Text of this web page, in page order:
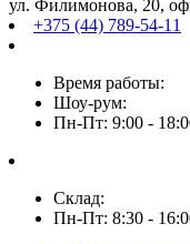
ул. Филимонова, 20,
+375 (44) 789-54-11
Время работы:
Шоу-рум:
Пн-Пт: 9:00 -
Склад:
Пн-Пт: 8:30 -